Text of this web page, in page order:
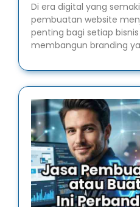
Di era digital yang
pembuatan website
penting bagi setiap
membangun branding